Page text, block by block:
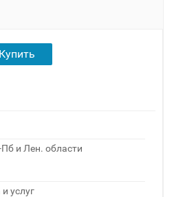
Купить
и Лен. области
услуг